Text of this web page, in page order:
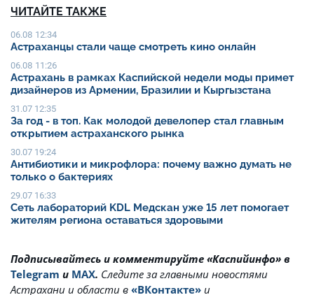
ЧИТАЙТЕ ТАКЖЕ
06.08 12:34
Астраханцы стали чаще смотреть кино онлайн
06.08 11:26
Астрахань в рамках Каспийской недели моды примет
дизайнеров из Армении, Бразилии и Кыргызстана
31.07 12:35
За год - в топ. Как молодой девелопер стал главным
открытием астраханского рынка
30.07 19:24
Антибиотики и микрофлора: почему важно думать не
только о бактериях
29.07 16:33
Сеть лабораторий KDL Медскан уже 15 лет помогает
жителям региона оставаться здоровыми
Подписывайтесь и комментируйте «Каспийинфо» в
Telegram и MAX. Cледите за главными новостями
Астрахани и области в «ВКонтакте» и